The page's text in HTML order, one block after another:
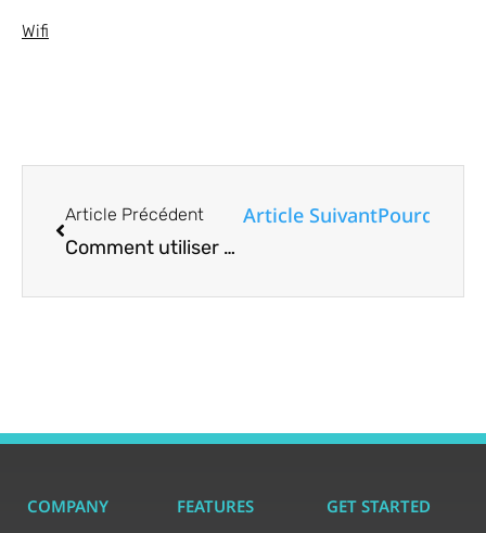
Wifi
Article Précédent
Comment utiliser et envoyer des autocollants Memoji sur votre appareil iOS
Article SuivantPourquoi
COMPANY FEATURES GET STARTED